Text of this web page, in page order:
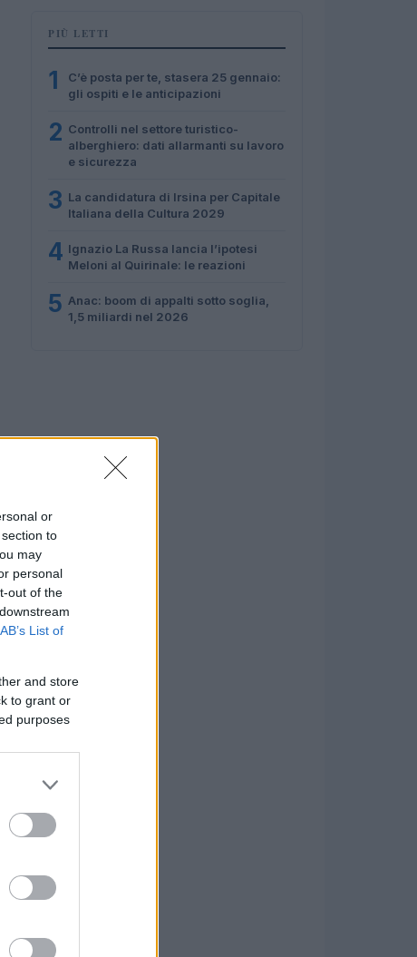
or
to
may
personal
out of the
List of
and store
to grant or
purposes
PIÙ LETTI
1
C’è posta per te, stasera 25 gennaio:
gli ospiti e le anticipazioni
2 Controlli nel settore turistico-
alberghiero: dati allarmanti su lavoro
e sicurezza
3 La candidatura di Irsina per Capitale
Italiana della Cultura 2029
4 Ignazio La Russa lancia l’ipotesi
Meloni al Quirinale: le reazioni
5 Anac: boom di appalti sotto soglia,
1,5 miliardi nel 2026